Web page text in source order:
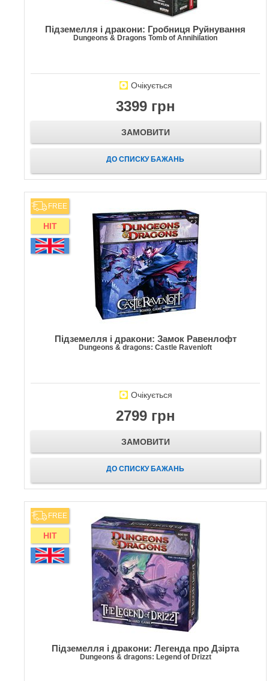
Підземелля і дракони: Гробниця Руйнування
Dungeons & Dragons Tomb of Annihilation
Очікується
3399 грн
ЗАМОВИТИ
ДО СПИСКУ БАЖАНЬ
FREE
HIT
Підземелля і дракони: Замок Равенлофт
Dungeons & dragons: Castle Ravenloft
Очікується
2799 грн
ЗАМОВИТИ
ДО СПИСКУ БАЖАНЬ
FREE
HIT
Підземелля і дракони: Легенда про Дзірта
Dungeons & dragons: Legend of Drizzt